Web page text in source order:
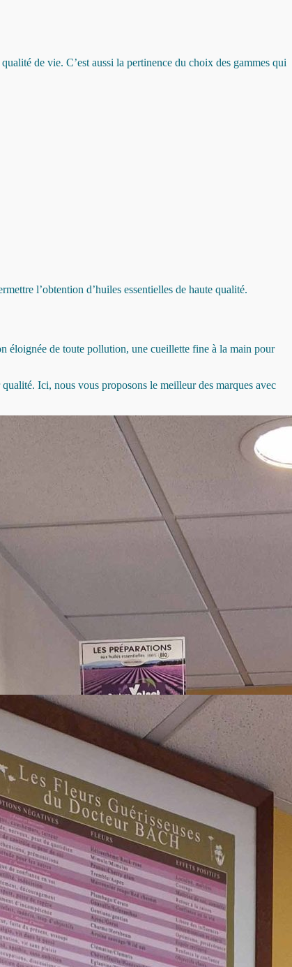
de vie. C’est aussi la pertinence du choix des gammes qui
l’obtention d’huiles essentielles de haute qualité.
éloignée de toute pollution, une cueillette fine à la main pour
Ici, nous vous proposons le meilleur des marques avec